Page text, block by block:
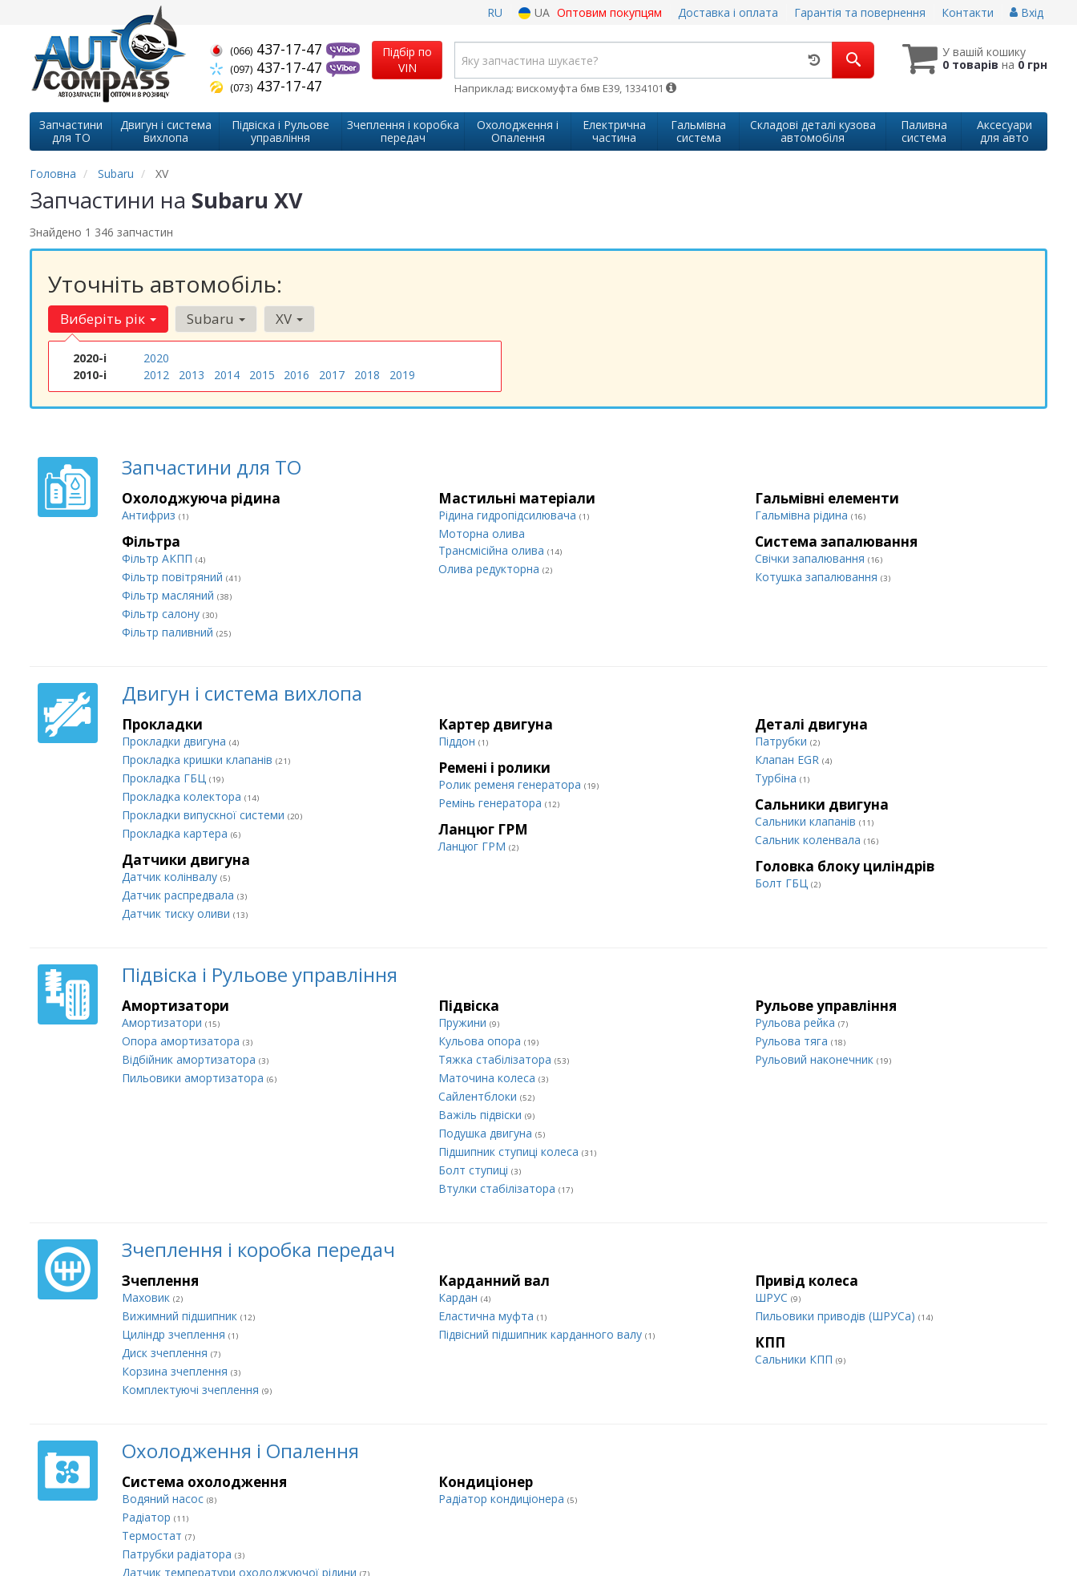
RU UA Оптовим покупцям Доставка і оплата Гарантія та повернення Контакти Вхід
(066) 437-17-47
(097) 437-17-47
(073) 437-17-47
Підбір по
VIN
У вашій кошику
0 товарів на 0 грн
Наприклад: вискомуфта бмв Е39, 1334101
Запчастини
для ТО
Двигун і система
вихлопа
Підвіска і Рульове
управління
Зчеплення і коробка
передач
Охолодження і
Опалення
Електрична
частина
Гальмівна
система
Складові деталі кузова
автомобіля
Паливна
система
Аксесуари
для авто
Головна Subaru XV
Запчастини на Subaru XV
Знайдено 1 346 запчастин
Уточніть автомобіль:
Виберіть рік
2020-і
2020
2010-і
2012 2013 2014 2015 2016 2017 2018 2019
Subaru XV
Запчастини для ТО
Охолоджуюча рідина
Антифриз (1)
Мастильні матеріали
Рідина гидропідсилювача (1)
Моторна олива
Трансмісійна олива (14)
Олива редукторна (2)
Гальмівні елементи
Гальмівна рідина (16)
Фільтра
Фільтр АКПП (4)
Фільтр повітряний (41)
Фільтр масляний (38)
Фільтр салону (30)
Фільтр паливний (25)
Система запалювання
Свічки запалювання (16)
Котушка запалювання (3)
Двигун і система вихлопа
Прокладки
Прокладки двигуна (4)
Прокладка кришки клапанів (21)
Прокладка ГБЦ (19)
Прокладка колектора (14)
Прокладки випускної системи (20)
Прокладка картера (6)
Картер двигуна
Піддон (1)
Деталі двигуна
Патрубки (2)
Клапан EGR (4)
Турбіна (1)
Ремені і ролики
Ролик ременя генератора (19)
Ремінь генератора (12) Сальники двигуна
Сальники клапанів (11)
Сальник коленвала (16)
Ланцюг ГРМ
Ланцюг ГРМ (2)
Датчики двигуна
Датчик колінвалу (5)
Датчик распредвала (3)
Датчик тиску оливи (13)
Головка блоку циліндрів
Болт ГБЦ (2)
Підвіска і Рульове управління
Амортизатори
Амортизатори (15)
Опора амортизатора (3)
Відбійник амортизатора (3)
Пильовики амортизатора (6)
Підвіска
Пружини (9)
Кульова опора (19)
Тяжка стабілізатора (53)
Маточина колеса (3)
Сайлентблоки (52)
Важіль підвіски (9)
Подушка двигуна (5)
Підшипник ступиці колеса (31)
Болт ступиці (3)
Втулки стабілізатора (17)
Рульове управління
Рульова рейка (7)
Рульова тяга (18)
Рульовий наконечник (19)
Зчеплення і коробка передач
Зчеплення
Маховик (2)
Вижимний підшипник (12)
Циліндр зчеплення (1)
Диск зчеплення (7)
Корзина зчеплення (3)
Комплектуючі зчеплення (9)
Карданний вал
Кардан (4)
Еластична муфта (1)
Підвісний підшипник карданного валу (1)
Привід колеса
ШРУС (9)
Пильовики приводів (ШРУСа) (14)
КПП
Сальники КПП (9)
Охолодження і Опалення
Система охолодження
Водяний насос (8)
Радіатор (11)
Термостат (7)
Патрубки радіатора (3)
Датчик температури охолоджуючої рідини
Кондиціонер
Радіатор кондиціонера (5)